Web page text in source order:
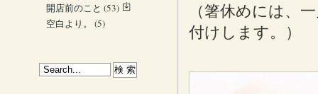
（箸休めには、
付けします。）
開店前のこと (53)
空白より。
(5)